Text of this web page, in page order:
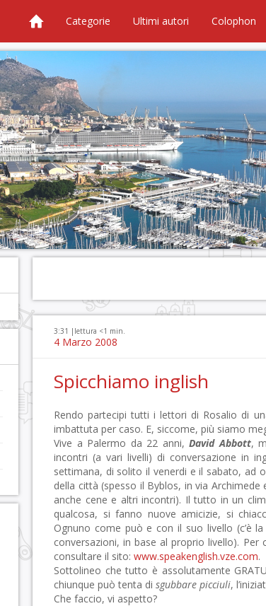
Categorie Ultimi autori Colophon
3:31 | lettura <1 min.
4 Marzo 2008
Spicchiamo inglish
Rendo partecipi tutti i lettori di Rosalio di
imbattuta per caso. E, siccome, più siamo
Vive a Palermo da 22 anni, David Abbott,
incontri (a vari livelli) di conversazione in
settimana, di solito il venerdi e il sabato, ad
della città (spesso il Byblos, in via
anche cene e altri incontri). Il tutto in un
qualcosa, si fanno nuove amicizie, si
Ognuno come può e con il suo livello (c’è
conversazioni, in base al proprio livello). Per
consultare il sito: www.speakenglish.vze.com.
Sottolineo che tutto è assolutamente
chiunque può tenta di sgubbare picciuli,
Che faccio, vi aspetto?